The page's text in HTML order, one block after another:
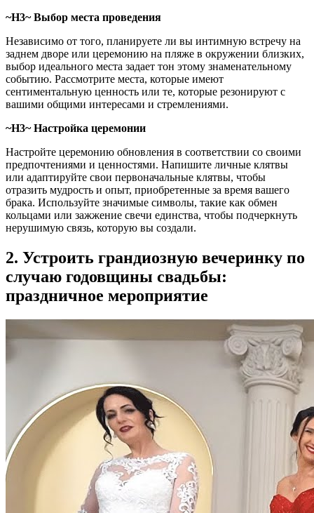
~H3~ Выбор места проведения
Независимо от того, планируете ли вы интимную встречу на
заднем дворе или церемонию на пляже в окружении близких,
выбор идеального места задает тон этому знаменательному
событию. Рассмотрите места, которые имеют
сентиментальную ценность или те, которые резонируют с
вашими общими интересами и стремлениями.
~H3~ Настройка церемонии
Настройте церемонию обновления в соответствии со своими
предпочтениями и ценностями. Напишите личные клятвы
или адаптируйте свои первоначальные клятвы, чтобы
отразить мудрость и опыт, приобретенные за время вашего
брака. Используйте значимые символы, такие как обмен
кольцами или зажжение свечи единства, чтобы подчеркнуть
нерушимую связь, которую вы создали.
2. Устроить грандиозную вечеринку по
случаю годовщины свадьбы:
праздничное мероприятие